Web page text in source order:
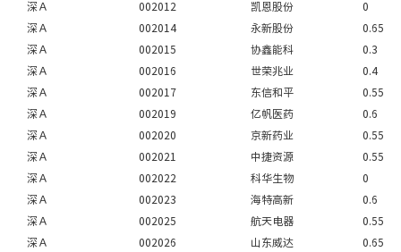
深Ａ
002012 凯恩股份
0
深Ａ
002014 永新股份
0.65
深Ａ
002015 协鑫能科
0.3
深Ａ
002016 世荣兆业
0.4
深Ａ
002017 东信和平
0.55
深Ａ
002019 亿帆医药
0.6
深Ａ
002020 京新药业
0.55
深Ａ
002021 中捷资源
0.55
深Ａ
002022 科华生物
0
深Ａ
002023 海特高新
0.6
深Ａ
002025 航天电器
0.55
深Ａ
002026 山东威达
0.65